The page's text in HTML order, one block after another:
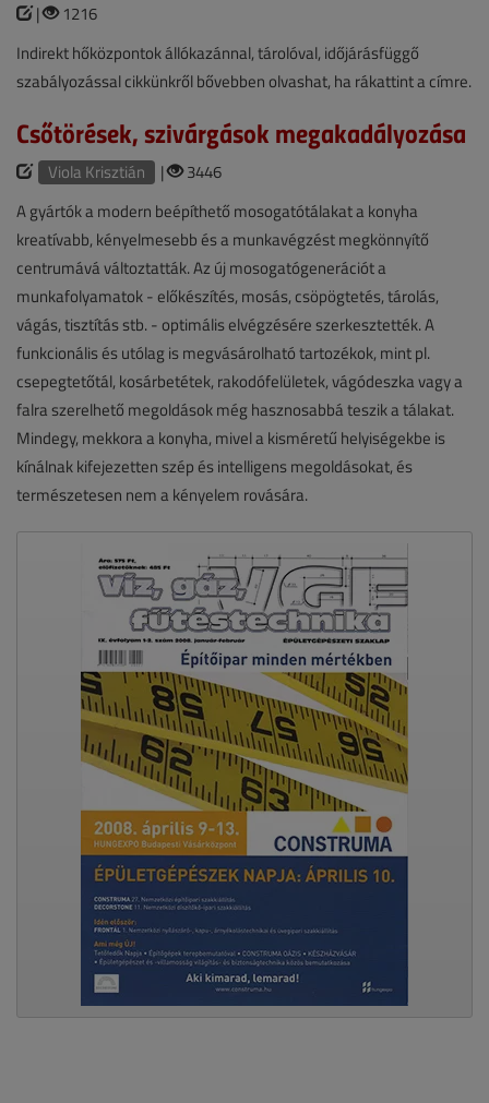
|
1216
Indirekt hőközpontok állókazánnal, tárolóval, időjárásfüggő
szabályozással cikkünkről bővebben olvashat, ha rákattint a címre.
Csőtörések, szivárgások megakadályozása
Viola Krisztián |
3446
A gyártók a modern beépíthető mosogatótálakat a konyha
kreatívabb, kényelmesebb és a munkavégzést megkönnyítő
centrumává változtatták. Az új mosogatógenerációt a
munkafolyamatok - előkészítés, mosás, csöpögtetés, tárolás,
vágás, tisztítás stb. - optimális elvégzésére szerkesztették. A
funkcionális és utólag is megvásárolható tartozékok, mint pl.
csepegtetőtál, kosárbetétek, rakodófelületek, vágódeszka vagy a
falra szerelhető megoldások még hasznosabbá teszik a tálakat.
Mindegy, mekkora a konyha, mivel a kisméretű helyiségekbe is
kínálnak kifejezetten szép és intelligens megoldásokat, és
természetesen nem a kényelem rovására.